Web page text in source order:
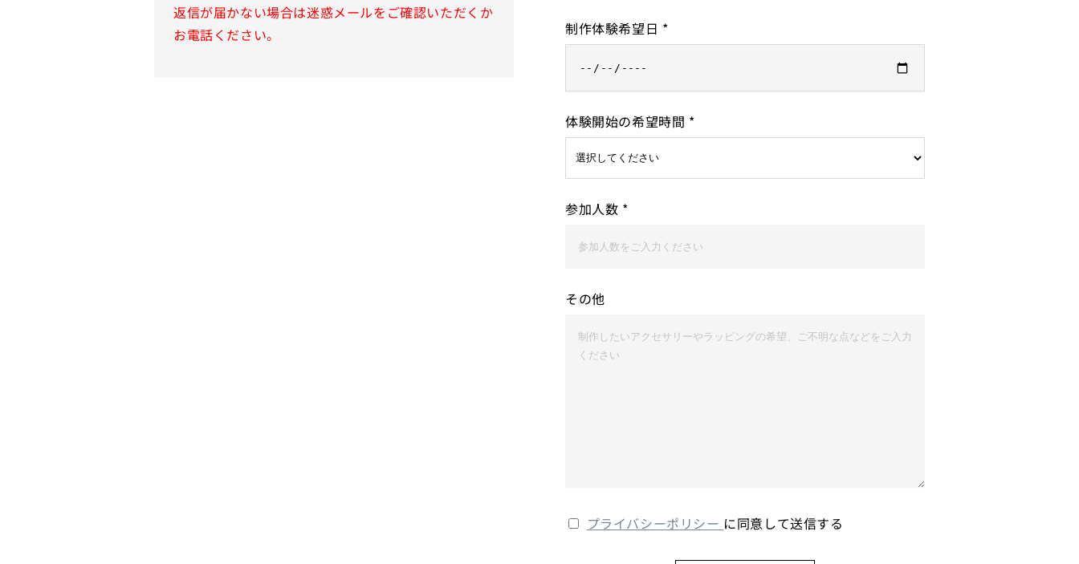
返信が届かない場合は迷惑メールをご確認いただくか
お電話ください。
制作体験希望日 *
体験開始の希望時間 *
参加人数 *
その他
プライバシーポリシー に同意して送信する